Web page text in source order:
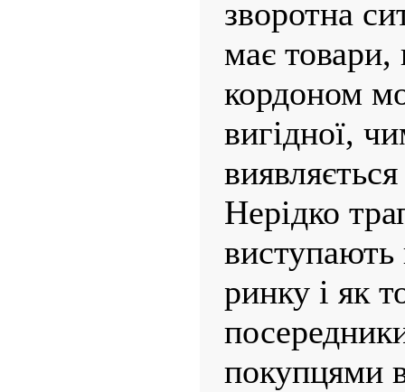
зворотна
має товари,
кордоном
вигідної,
Нерідко
ринку і як
покупцями